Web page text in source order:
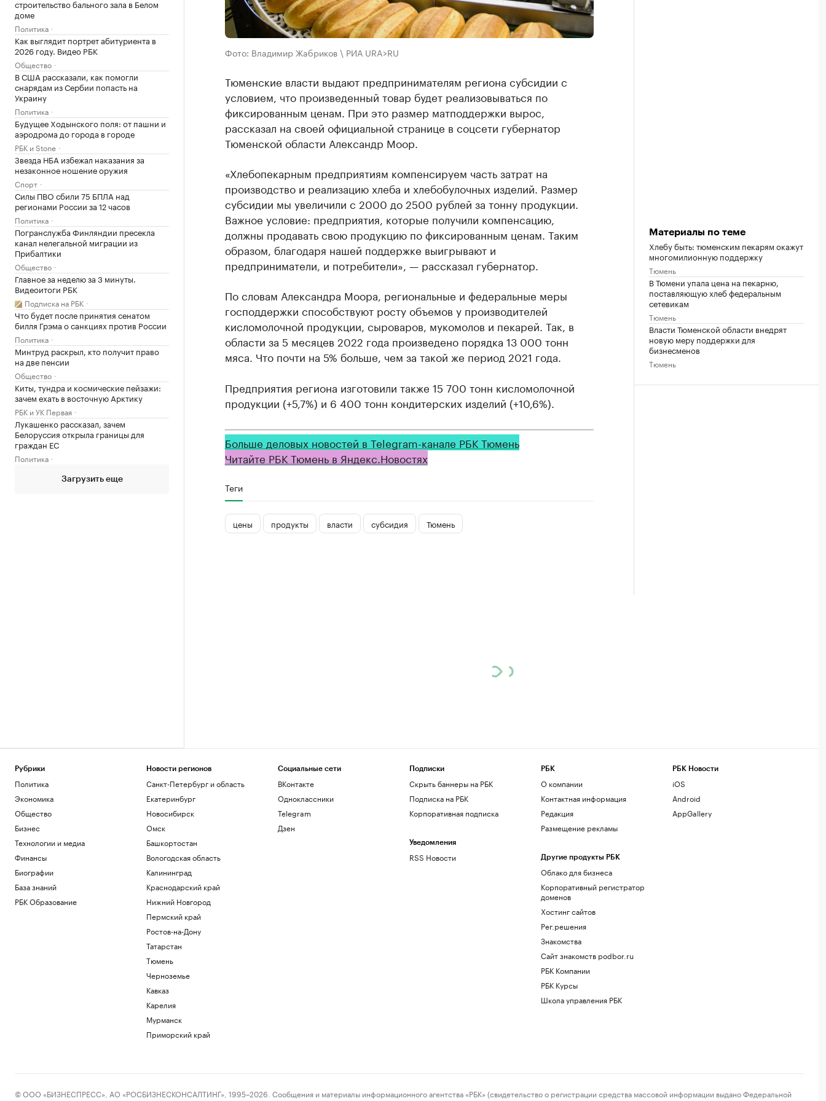
строительство бального зала в Белом
доме
Политика
Как выглядит портрет абитуриента в
2026 году. Видео РБК
Общество
В США рассказали, как помогли
снарядам из Сербии попасть на
Украину
Политика
Будущее Ходынского поля: от пашни и
аэродрома до города в городе
РБК и Stone
Звезда НБА избежал наказания за
незаконное ношение оружия
Спорт
Силы ПВО сбили 75 БПЛА над
регионами России за 12 часов
Политика
Погранслужба Финляндии пресекла
канал нелегальной миграции из
Прибалтики
Общество
Главное за неделю за 3 минуты.
Видеоитоги РБК
Подписка на РБК
Что будет после принятия сенатом
билля Грэма о санкциях против России
Политика
Минтруд раскрыл, кто получит право
на две пенсии
Общество
Киты, тундра и космические пейзажи:
зачем ехать в восточную Арктику
РБК и УК Первая
Лукашенко рассказал, зачем
Белоруссия открыла границы для
граждан ЕС
Политика
Загрузить еще
Фото: Владимир Жабриков \ РИА URA>RU
Тюменские власти выдают предпринимателям региона субсидии с
условием, что произведенный товар будет реализовываться по
фиксированным ценам. При это размер матподдержки вырос,
рассказал на своей официальной странице в соцсети губернатор
Тюменской области Александр Моор.
«Хлебопекарным предприятиям компенсируем часть затрат на
производство и реализацию хлеба и хлебобулочных изделий. Размер
субсидии мы увеличили с 2000 до 2500 рублей за тонну продукции.
Важное условие: предприятия, которые получили компенсацию,
должны продавать свою продукцию по фиксированным ценам. Таким
образом, благодаря нашей поддержке выигрывают и
предприниматели, и потребители», — рассказал губернатор.
По словам Александра Моора, региональные и федеральные меры
господдержки способствуют росту объемов у производителей
кисломолочной продукции, сыроваров, мукомолов и пекарей. Так, в
области за 5 месяцев 2022 года произведено порядка 13 000 тонн
мяса. Что почти на 5% больше, чем за такой же период 2021 года.
Предприятия региона изготовили также 15 700 тонн кисломолочной
продукции (+5,7%) и 6 400 тонн кондитерских изделий (+10,6%).
Больше деловых новостей в Telegram-канале РБК Тюмень
Читайте РБК Тюмень в Яндекс.Новостях
Теги
цены продукты власти субсидия Тюмень
Материалы по теме
Хлебу быть: тюменским пекарям окажут
многомилионную поддержку
Тюмень
В Тюмени упала цена на пекарню,
поставляющую хлеб федеральным
сетевикам
Тюмень
Власти Тюменской области внедрят
новую меру поддержки для
бизнесменов
Тюмень
Рубрики
Политика
Экономика
Общество
Бизнес
Технологии и медиа
Финансы
Биографии
База знаний
РБК Образование
Новости регионов
Санкт-Петербург и область
Екатеринбург
Новосибирск
Омск
Башкортостан
Вологодская область
Калининград
Краснодарский край
Нижний Новгород
Пермский край
Ростов-на-Дону
Татарстан
Тюмень
Черноземье
Кавказ
Карелия
Мурманск
Приморский край
Социальные сети
ВКонтакте
Одноклассники
Telegram
Дзен
Подписки
Скрыть баннеры на РБК
Подписка на РБК
Корпоративная подписка
Уведомления
RSS Новости
РБК
О компании
Контактная информация
Редакция
Размещение рекламы
Другие продукты РБК
Облако для бизнеса
Корпоративный регистратор
доменов
Хостинг сайтов
Рег.решения
Знакомства
Сайт знакомств podbor.ru
РБК Компании
РБК Курсы
Школа управления РБК
РБК Новости
iOS
Android
AppGallery
© ООО «БИЗНЕСПРЕСС», АО «РОСБИЗНЕСКОНСАЛТИНГ», 1995–2026. Сообщения и материалы информационного агентства «РБК» (свидетельство о регистрации средства массовой информации выдано Федеральной